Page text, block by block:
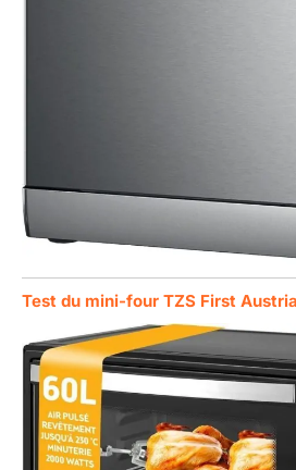
Test du mini-four TZS First